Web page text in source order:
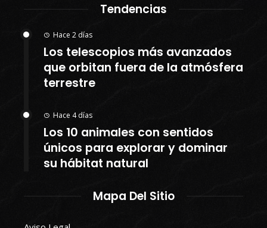
Tendencias
Hace 2 días
Los telescopios más avanzados
que orbitan fuera de la atmósfera
terrestre
Hace 4 días
Los 10 animales con sentidos
únicos para explorar y dominar
su hábitat natural
Mapa Del Sitio